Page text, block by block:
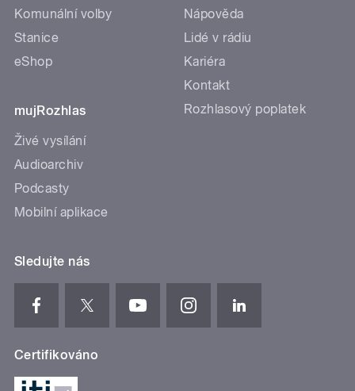
Komunální volby
Stanice
eShop
mujRozhlas
Živé vysílání
Audioarchiv
Podcasty
Mobilní aplikace
Nápověda
Lidé v rádiu
Kariéra
Kontakt
Rozhlasový poplatek
Sledujte nás
Certifikováno